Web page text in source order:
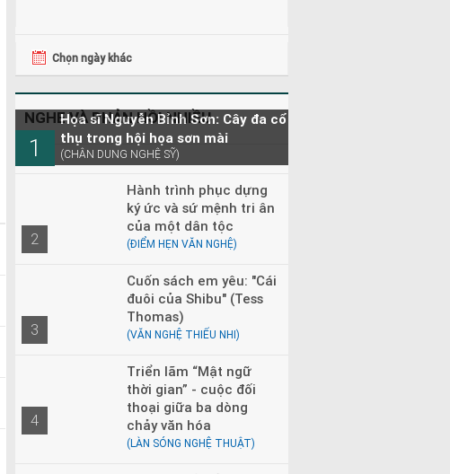
Chọn ngày khác
NGHE VÀ PHẢN HỒI NHIỀU
1
Họa sĩ Nguyễn Bỉnh Sơn: Cây đa cổ
thụ trong hội họa sơn mài
(CHÂN DUNG NGHỆ SỸ)
2
Hành trình phục dựng
ký ức và sứ mệnh tri ân
của một dân tộc
(ĐIỂM HẸN VĂN NGHỆ)
3
Cuốn sách em yêu: "Cái
đuôi của Shibu" (Tess
Thomas)
(VĂN NGHỆ THIẾU NHI)
4
Triển lãm “Mật ngữ
thời gian” - cuộc đối
thoại giữa ba dòng
chảy văn hóa
(LÀN SÓNG NGHỆ THUẬT)